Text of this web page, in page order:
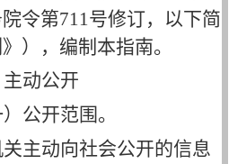
令第711号修订，以下简
），编制本指南。
动公开
）公开范围。
主动向社会公开的信息